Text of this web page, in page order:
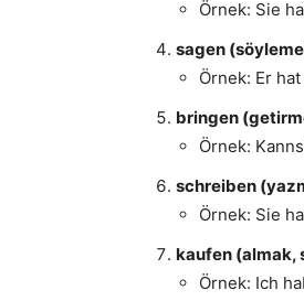
Örnek: Sie
sagen
Örnek: Er
bringen
Örnek:
schreiben
Örnek: Sie
kaufen (almak,
Örnek: Ich